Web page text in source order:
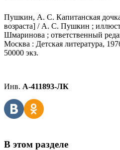
Пушкин, А. С. Капитанская
возраста] / А. С. Пушкин ;
Шмаринова ; ответственный
Москва : Детская литература,
50000 экз.
Инв. А-411893-ЛК
В этом разделе